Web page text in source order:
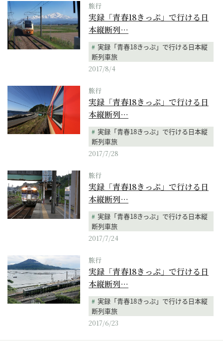
旅行
実録「青春18きっぷ」で行ける日
本縦断列…
実録「青春18きっぷ」で行ける日本縦
断列車旅
2017/8/4
旅行
実録「青春18きっぷ」で行ける日
本縦断列…
実録「青春18きっぷ」で行ける日本縦
断列車旅
2017/7/28
旅行
実録「青春18きっぷ」で行ける日
本縦断列…
実録「青春18きっぷ」で行ける日本縦
断列車旅
2017/7/24
旅行
実録「青春18きっぷ」で行ける日
本縦断列…
実録「青春18きっぷ」で行ける日本縦
断列車旅
2017/6/23